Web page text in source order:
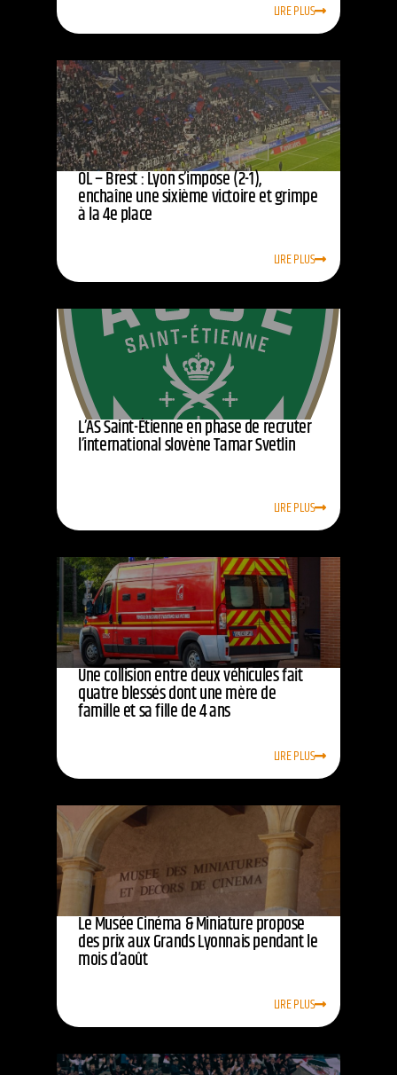
LIRE PLUS
OL – Brest : Lyon s’impose (2-1),
enchaîne une sixième victoire et grimpe
à la 4e place
LIRE PLUS
L’AS Saint-Étienne en phase de recruter
l’international slovène Tamar Svetlin
LIRE PLUS
Une collision entre deux véhicules fait
quatre blessés dont une mère de
famille et sa fille de 4 ans
LIRE PLUS
Le Musée Cinéma & Miniature propose
des prix aux Grands Lyonnais pendant le
mois d’août
LIRE PLUS